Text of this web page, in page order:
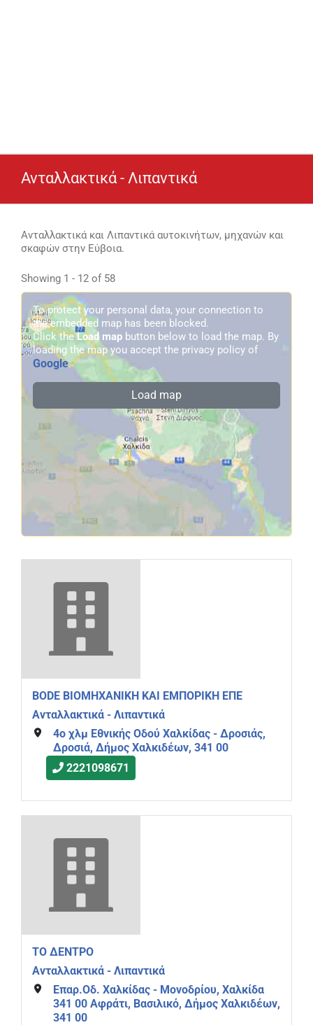
Ανταλλακτικά - Λιπαντικά
Ανταλλακτικά και Λιπαντικά αυτοκινήτων, μηχανών και
σκαφών στην Εύβοια.
Showing 1 - 12 of 58
BODE ΒΙΟΜΗΧΑΝΙΚΗ ΚΑΙ ΕΜΠΟΡΙΚΗ ΕΠΕ
Ανταλλακτικά - Λιπαντικά
4ο χλμ Εθνικής Οδού Χαλκίδας - Δροσιάς,
Δροσιά, Δήμος Χαλκιδέων, 341 00
2221098671
ΤΟ ΔΕΝΤΡΟ
Ανταλλακτικά - Λιπαντικά
Επαρ.Οδ. Χαλκίδας - Μονοδρίου, Χαλκίδα
341 00 Αφράτι, Βασιλικό, Δήμος Χαλκιδέων,
341 00
To protect your personal data, your connection to
the embedded map has been blocked.
Click theLoad map button below to load the map. By
loading the map you accept the privacy policy of
Google.
Load map